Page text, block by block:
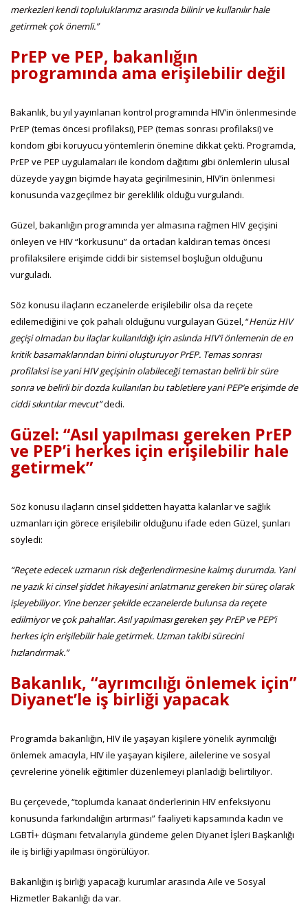
merkezleri kendi topluluklarımız arasında bilinir ve kullanılır hale
getirmek çok önemli.”
PrEP ve PEP, bakanlığın
programında ama erişilebilir değil
Bakanlık, bu yıl yayınlanan kontrol programında HIV’in önlenmesinde
PrEP (temas öncesi profilaksi), PEP (temas sonrası profilaksi) ve
kondom gibi koruyucu yöntemlerin önemine dikkat çekti. Programda,
PrEP ve PEP uygulamaları ile kondom dağıtımı gibi önlemlerin ulusal
düzeyde yaygın biçimde hayata geçirilmesinin, HIV’in önlenmesi
konusunda vazgeçilmez bir gereklilik olduğu vurgulandı.
Güzel, bakanlığın programında yer almasına rağmen HIV geçişini
önleyen ve HIV “korkusunu” da ortadan kaldıran temas öncesi
profilaksilere erişimde ciddi bir sistemsel boşluğun olduğunu
vurguladı.
Söz konusu ilaçların eczanelerde erişilebilir olsa da reçete
edilemediğini ve çok pahalı olduğunu vurgulayan Güzel, “Henüz HIV
geçişi olmadan bu ilaçlar kullanıldığı için aslında HIV’i önlemenin de en
kritik basamaklarından birini oluşturuyor PrEP. Temas sonrası
profilaksi ise yani HIV geçişinin olabileceği temastan belirli bir süre
sonra ve belirli bir dozda kullanılan bu tabletlere yani PEP’e erişimde de
ciddi sıkıntılar mevcut”dedi.
Güzel: “Asıl yapılması gereken PrEP
ve PEP’i herkes için erişilebilir hale
getirmek”
Söz konusu ilaçların cinsel şiddetten hayatta kalanlar ve sağlık
uzmanları için görece erişilebilir olduğunu ifade eden Güzel, şunları
söyledi:
“Reçete edecek uzmanın risk değerlendirmesine kalmış durumda. Yani
ne yazık ki cinsel şiddet hikayesini anlatmanız gereken bir süreç olarak
işleyebiliyor. Yine benzer şekilde eczanelerde bulunsa da reçete
edilmiyor ve çok pahalılar. Asıl yapılması gereken şey PrEP ve PEP’i
herkes için erişilebilir hale getirmek. Uzman takibi sürecini
hızlandırmak.”
Bakanlık, “ayrımcılığı önlemek için”
Diyanet’le iş birliği yapacak
Programda bakanlığın, HIV ile yaşayan kişilere yönelik ayrımcılığı
önlemek amacıyla, HIV ile yaşayan kişilere, ailelerine ve sosyal
çevrelerine yönelik eğitimler düzenlemeyi planladığı belirtiliyor.
Bu çerçevede, “toplumda kanaat önderlerinin HIV enfeksiyonu
konusunda farkındalığın artırması” faaliyeti kapsamında kadın ve
LGBTİ+ düşmanı fetvalarıyla gündeme gelen Diyanet İşleri Başkanlığı
ile iş birliği yapılması öngörülüyor.
Bakanlığın iş birliği yapacağı kurumlar arasında Aile ve Sosyal
Hizmetler Bakanlığı da var.